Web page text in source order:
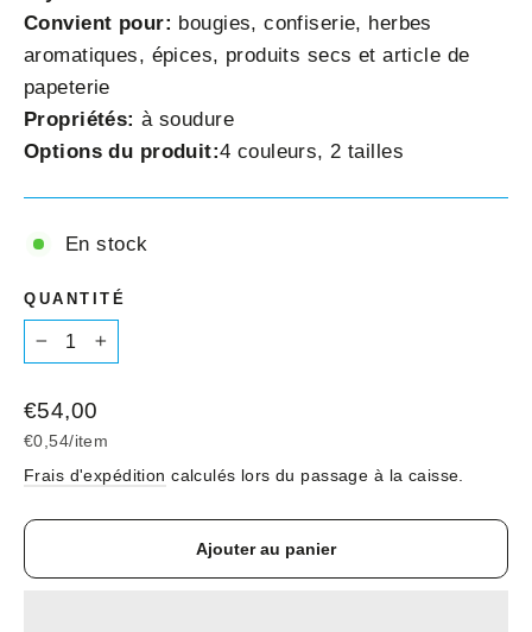
Convient pour: bougies, confiserie, herbes
aromatiques, épices, produits secs et article de
papeterie
Propriétés:à soudure
Options du produit:4 couleurs, 2 tailles
En stock
QUANTITÉ
Prix
régulier
€54,00
€0,54/item
Frais d'expédition calculés lors du passage à la caisse.
Ajouter au panier